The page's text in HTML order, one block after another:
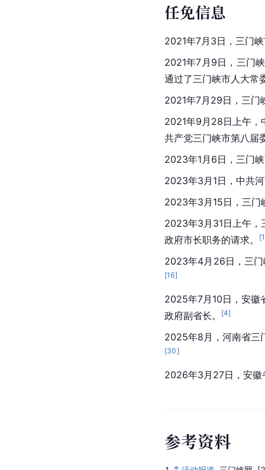
任免信息
2021年7月3日，三门
2021年7月9日， 三门峡
通过了三门峡市人大常
2021年7月29日， 三门
2021年9月28日上午，
共产党三门峡市第八届
2023年1月6日， 三门
2023年3月1日，中共
2023年3月15日， 三门
2023年3月31日上午，
政府市长职务的请求。 [
2023年4月26日， 三
[16]
2025年7月10日，安徽
政府副省长。
[4]
2025年8月，河南省三
[30]
2026年3月27日，安徽
参考资料